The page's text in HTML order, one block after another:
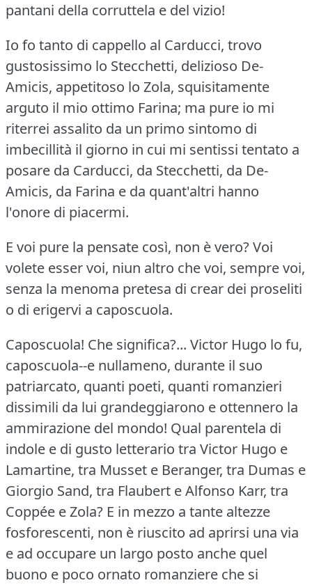
pantani della corruttela e del vizio!
Io fo tanto di cappello al Carducci, trovo
gustosissimo lo Stecchetti, delizioso De-
Amicis, appetitoso lo Zola, squisitamente
arguto il mio ottimo Farina; ma pure io mi
riterrei assalito da un primo sintomo di
imbecillità il giorno in cui mi sentissi tentato a
posare da Carducci, da Stecchetti, da De-
Amicis, da Farina e da quant'altri hanno
l'onore di piacermi.
E voi pure la pensate così, non è vero?Voi
volete esser voi, niun altro che voi, sempre voi,
senza la menoma pretesa di crear dei proseliti
o di erigervi a caposcuola.
Caposcuola! Che significa?... Victor Hugo lo fu,
caposcuola--e nullameno, durante il suo
patriarcato, quanti poeti, quanti romanzieri
dissimili da lui grandeggiarono e ottennero la
ammirazione del mondo! Qual parentela di
indole e di gusto letterario tra Victor Hugo e
Lamartine, tra Musset e Beranger, tra Dumas e
Giorgio Sand, tra Flaubert e Alfonso Karr, tra
Coppée e Zola? E in mezzo a tante altezze
fosforescenti, non è riuscito ad aprirsi una via
e ad occupare un largo posto anche quel
buono e poco ornato romanziere che si